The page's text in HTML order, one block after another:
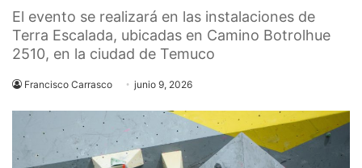
El evento se realizará en las instalaciones de
Terra Escalada, ubicadas en Camino Botrolhue
2510, en la ciudad de Temuco
Francisco Carrasco junio 9, 2026